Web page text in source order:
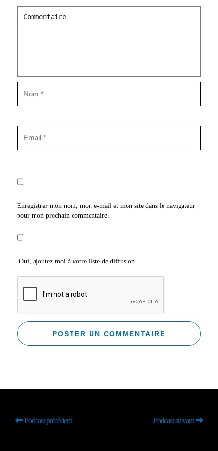
Enregistrer mon nom, mon e-mail et mon site dans le navigateur
pour mon prochain commentaire.
Oui, ajoutez-moi à votre liste de diffusion.
Podcast précédent Podcast suivant